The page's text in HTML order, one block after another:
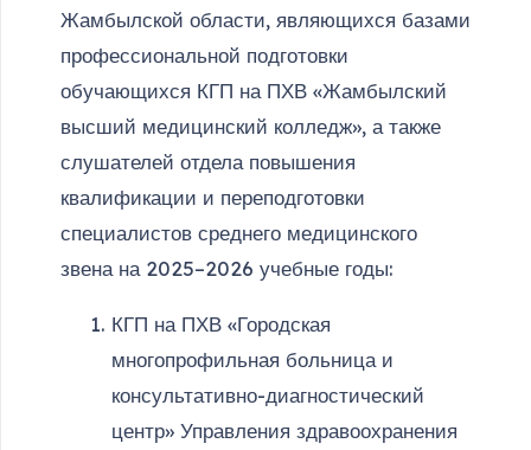
Жамбылской области, являющихся базами
профессиональной подготовки
обучающихся КГП на ПХВ «Жамбылский
высший медицинский колледж», а также
слушателей отдела повышения
квалификации и переподготовки
специалистов среднего медицинского
звена на 2025–2026 учебные годы:
КГП на ПХВ «Городская
многопрофильная больница и
консультативно-диагностический
центр» Управления здравоохранения